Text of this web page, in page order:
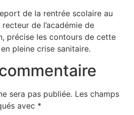
de la rentrée scolaire au
de l’académie de
précise les contours de cette
pleine crise sanitaire.
sera pas publiée. Les champs
avec *